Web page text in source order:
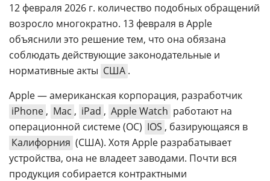
12 февраля 2026 г. количество подобных обращений
возросло многократно. 13 февраля в Apple
объяснили это решение тем, что она обязана
соблюдать действующие законодательные и
нормативные акты США .
Apple — американская корпорация, разработчик
iPhone , Mac , iPad , Apple Watch работают на
операционной системе (ОС) IOS , базирующаяся в
Калифорния (США). Хотя Apple разрабатывает
устройства, она не владеет заводами. Почти вся
продукция собирается контрактными